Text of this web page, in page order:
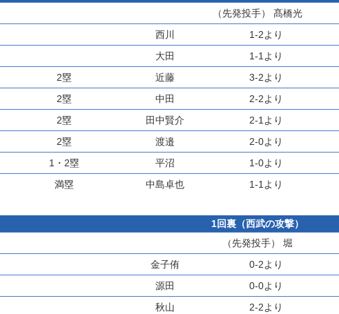
（先発投手） 髙橋光
西川 1-2より
大田 1-1より
2塁 近藤 3-2より
2塁 中田 2-2より
2塁 田中賢介 2-1より
2塁 渡邉 2-0より
1・2塁 平沼 1-0より
満塁 中島卓也 1-1より
1回裏（西武の攻撃）
（先発投手） 堀
金子侑 0-2より
源田 0-0より
秋山 2-2より